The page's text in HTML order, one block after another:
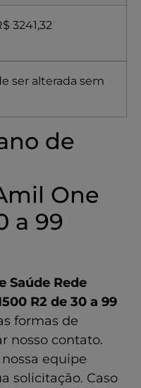
3241,32
ser alterada sem
de
One
a 99
Saúde Rede
R2 de 30 a 99
formas de
nosso contato.
nossa equipe
solicitação. Caso